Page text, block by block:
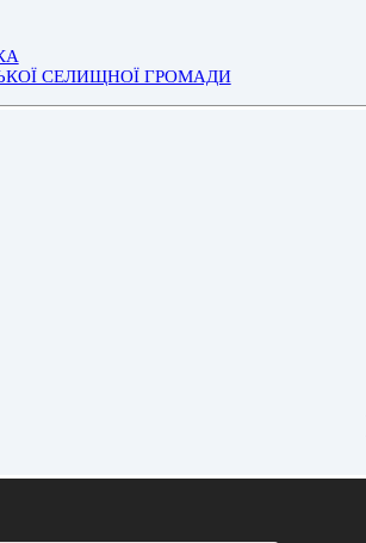
СЕЛИЩНОЇ ГРОМАДИ